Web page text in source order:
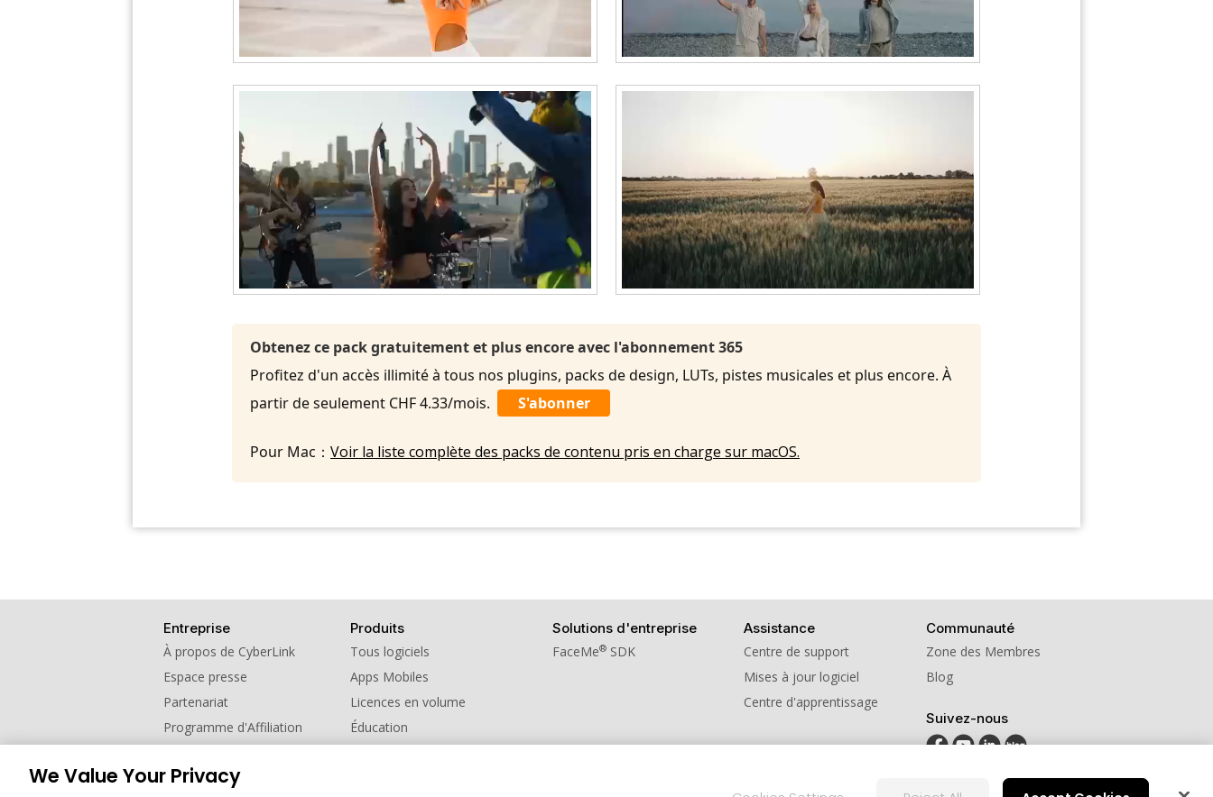
Obtenez ce pack gratuitement et plus encore avec l'abonnement 365
Profitez d'un accès illimité à tous nos plugins, packs de design, LUTs, pistes musicales et plus encore. À
partir de seulement CHF 4.33/mois.
S'abonner
Pour Mac： Voir la liste complète des packs de contenu pris en charge sur macOS.
Entreprise
À propos de CyberLink
Espace presse
Partenariat
Programme d'Affiliation
Produits
Tous logiciels
Apps Mobiles
Licences en volume
Éducation
Solutions d'entreprise
FaceMe®SDK
Assistance
Centre de support
Mises à jour logiciel
Centre d'apprentissage
Communauté
Zone des Membres
Blog
Suivez-nous
We Value Your Privacy